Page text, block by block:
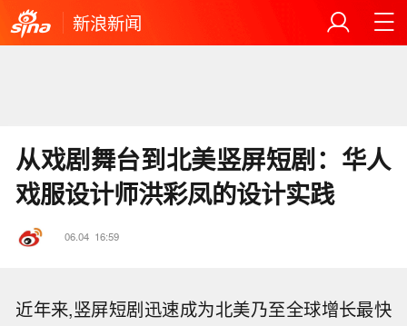
新浪新闻
从戏剧舞台到北美竖屏短剧：华人
戏服设计师洪彩凤的设计实践
06.04 16:59
近年来,竖屏短剧迅速成为北美乃至全球增长最快